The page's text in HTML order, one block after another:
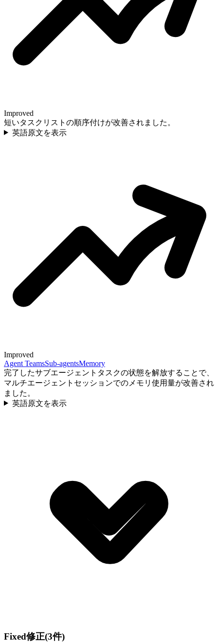
Improved
短いタスクリストの順序付けが改善されました。
英語原文を表示
Improved
Agent TeamsSub-agentsMemory
完了したサブエージェントタスクの状態を解放することで、
マルチエージェントセッションでのメモリ使用量が改善され
ました。
英語原文を表示
Fixed修正(3件)